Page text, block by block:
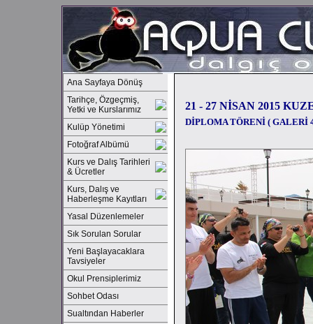
Ana Sayfaya Dönüş
Tarihçe, Özgeçmiş,
Yetki ve Kurslarımız
Kulüp Yönetimi
Fotoğraf Albümü
Kurs ve Dalış Tarihleri
& Ücretler
Kurs, Dalış ve
Haberleşme Kayıtları
Yasal Düzenlemeler
Sık Sorulan Sorular
Yeni Başlayacaklara
Tavsiyeler
Okul Prensiplerimiz
Sohbet Odası
Sualtından Haberler
21 - 27 NİSAN 2015
DİPLOMA TÖRENİ ( GALERİ